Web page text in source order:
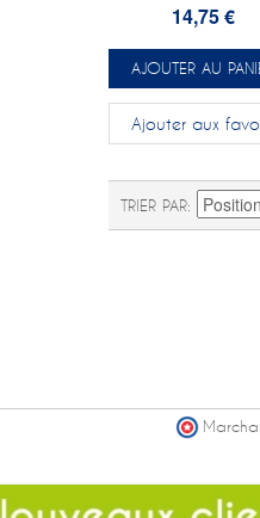
14,75 €
AJOUTER AU
Ajouter aux
TRIER PAR